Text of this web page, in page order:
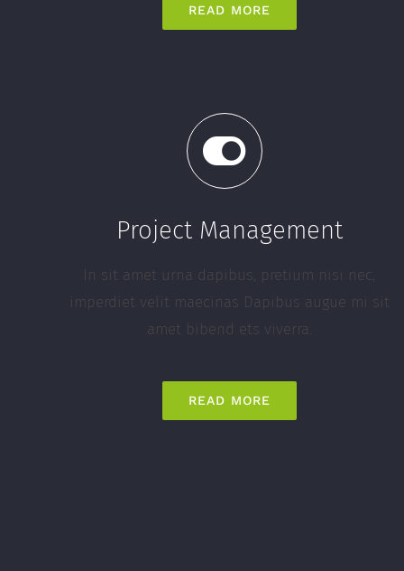
READ MORE
Project Management
In sit amet urna dapibus, pretium nisi nec,
imperdiet velit maecinas Dapibus augue mi sit
amet bibend ets viverra.
READ MORE